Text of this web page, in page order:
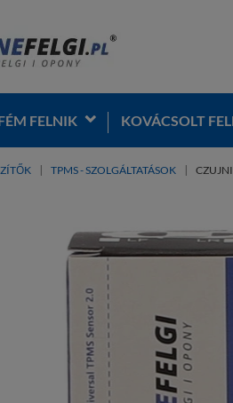
FELNIK KOVÁCSOLT
TPMS - SZOLGÁLTATÁSOK